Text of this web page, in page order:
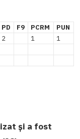
PD F9 PCRM
PUN
2 1
1
și a fost